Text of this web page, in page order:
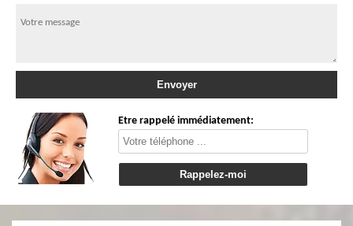
Etre rappelé immédiatement: